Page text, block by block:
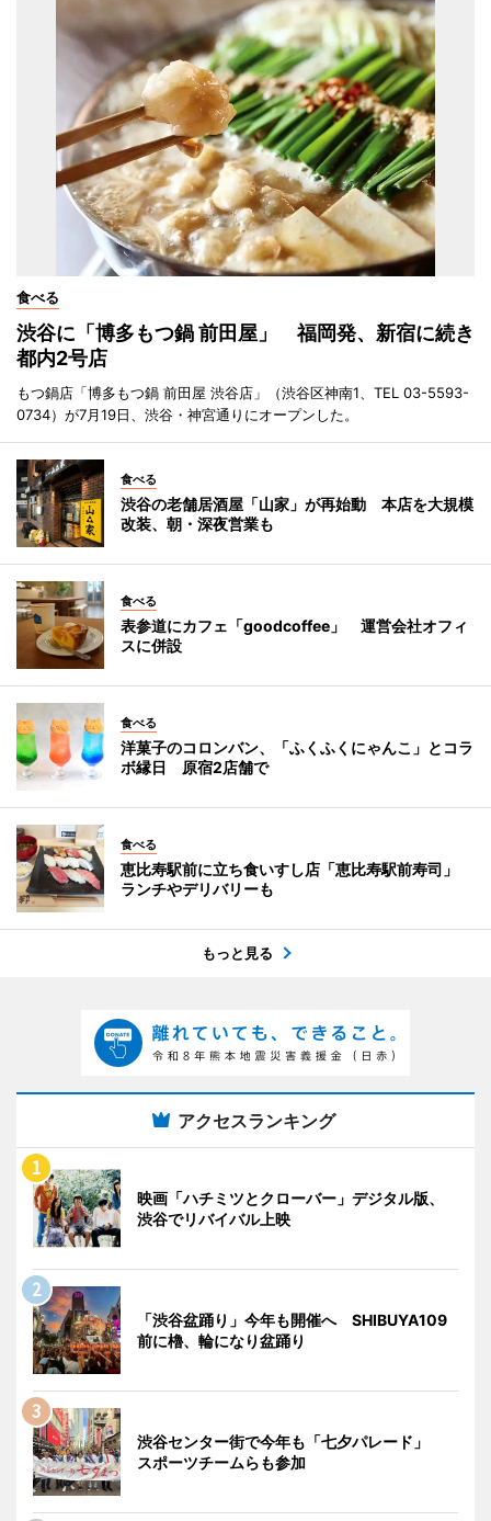
食べる
渋谷に「博多もつ鍋 前田屋」 福岡発、新宿に続き
都内2号店
もつ鍋店「博多もつ鍋 前田屋 渋谷店」（渋谷区神南1、TEL 03-5593-
0734）が7月19日、渋谷・神宮通りにオープンした。
食べる
渋谷の老舗居酒屋「山家」が再始動 本店を大規模
改装、朝・深夜営業も
食べる
表参道にカフェ「goodcoffee」 運営会社オフィ
スに併設
食べる
洋菓子のコロンバン、「ふくふくにゃんこ」とコラ
ボ縁日 原宿2店舗で
食べる
恵比寿駅前に立ち食いすし店「恵比寿駅前寿司」
ランチやデリバリーも
もっと見る
アクセスランキング
映画「ハチミツとクローバー」デジタル版、
渋谷でリバイバル上映
「渋谷盆踊り」今年も開催へ SHIBUYA109
前に櫓、輪になり盆踊り
渋谷センター街で今年も「七夕パレード」
スポーツチームらも参加